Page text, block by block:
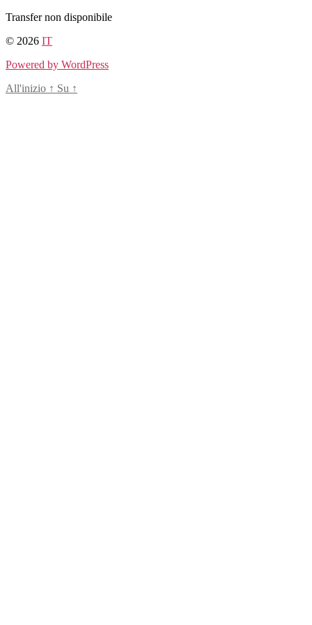
Salta
contenuto
Transfer non disponibile
© 2026 IT
Powered by WordPress
All'inizio ↑ Su ↑